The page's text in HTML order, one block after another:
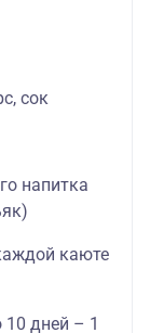
сок
напитка
каюте
дней – 1